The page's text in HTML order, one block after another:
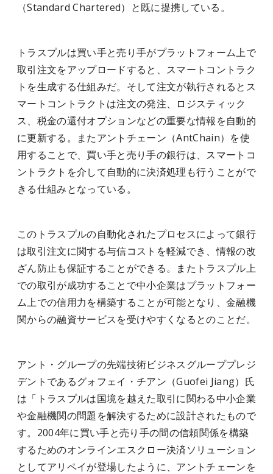
（Standard Chartered）と既に提携している。
トラスプルは買い手と売り手がプラットフォーム上で
取引注文をアップロードすると、スマートコントラク
トを生成する仕組みだ。そして注文が執行されるとス
マートコントラクトは注文の発注、ロジスティック
ス、税金の還付オプションなどの重要な情報を自動的
に更新する。またアントチェーン（AntChain）を使
用することで、買い手と売り手の銀行は、スマートコ
ントラクトを介して自動的に決済処理も行うことがで
きる仕組みとなっている。
このトラスプルの自動化されたプロセスによって銀行
は取引注文に関する与信コストを軽減でき、情報の改
ざん防止も保証することができる。またトラスプル上
での取引が成功することで中小企業はプラットフォー
ム上での信用力を構築することが可能となり、金融機
関からの融資サービスを受けやすくなるとのことだ。
アント・グループの先端技術ビジネスグループプレジ
デントであるグォフェイ・チアン（Guofei Jiang）氏
は「トラスプルは国境を越えた取引に関わる中小企業
や金融機関の問題を解決するために設計されたもので
す。2004年に買い手と売り手の間の信頼関係を構築
するためのオンラインエスクロー決済ソリューション
としてアリペイが登場したように、アントチェーンを